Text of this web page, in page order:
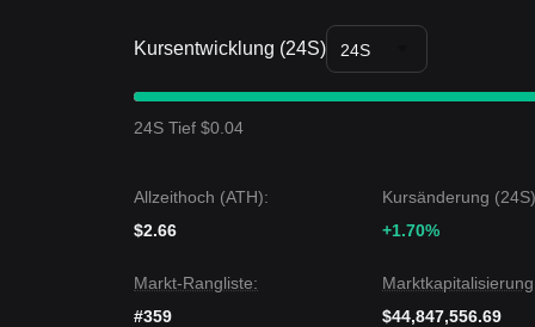
Zusammenfassung der Trends
Kurzfristig hat Axelar in den letzten 7 Tagen eine
allgemein
. Aus einer mittelfristigen
Unterstützungslevel von
Falls der Axelar-Preis unter
0,6850 $fällt, könnte
Marktkonsens
Preis über dem wichtigen Unterstützungslevel von
optimistisch
Kursentwicklung (24S) 24S
24S Tief $0.04
Allzeithoch (ATH):
$2.66
Kursänderung
+1.70%
Markt-Rangliste:
#359
$44,847,556.69